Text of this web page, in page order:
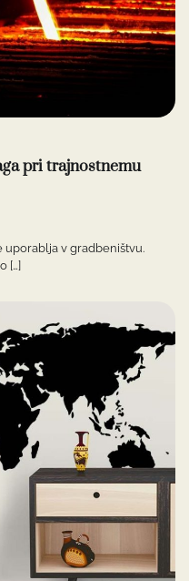
pri trajnostnemu
uporablja v gradbeništvu.
[…]